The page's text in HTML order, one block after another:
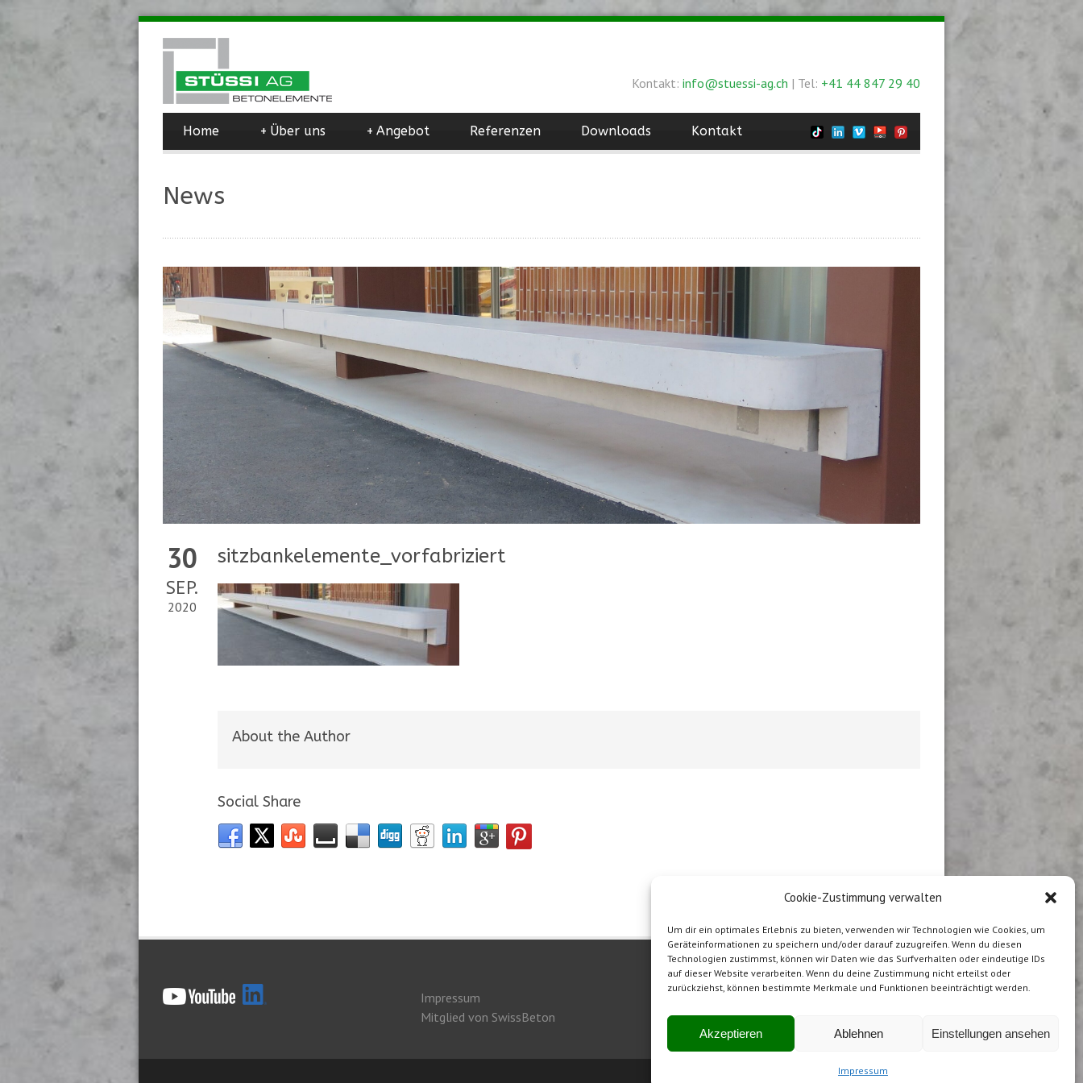
Cookie-Zustimmung verwalten
Um dir ein optimales Erlebnis zu bieten, verwenden wir Technologien wie Cookies, um
Geräteinformationen zu speichern und/oder darauf zuzugreifen. Wenn du diesen
Technologien zustimmst, können wir Daten wie das Surfverhalten oder eindeutige IDs
auf dieser Website verarbeiten. Wenn du deine Zustimmung nicht erteilst oder
zurückziehst, können bestimmte Merkmale und Funktionen beeinträchtigt werden.
Akzeptieren Ablehnen Einstellungen ansehen
Impressum
Kontakt: info@stuessi-ag.ch | Tel: +41 44 847 29 40
Home Über uns
+ Angebot
+ Referenzen Downloads Kontakt
News
30
SEP.
2020
sitzbankelemente_vorfabriziert
About the Author
Social Share
Impressum
Mitglied von SwissBeton
Hergestellt in der Schweiz